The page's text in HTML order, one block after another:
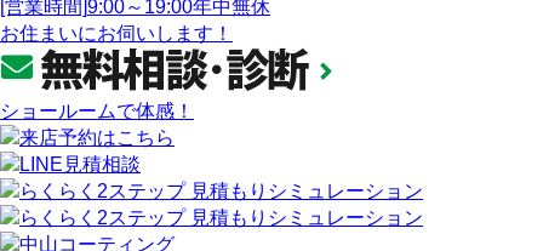
[営業時間] 9:00～19:00年中無休
お住まいにお伺いします！
ショールームで体感！